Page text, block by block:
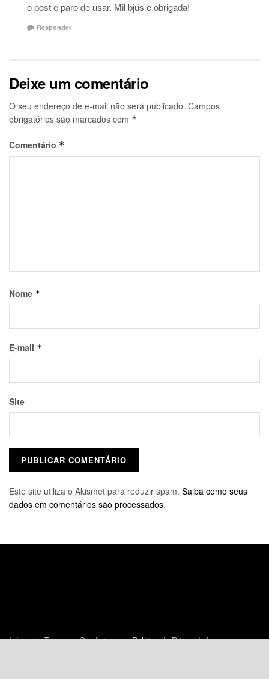
o post e paro de usar. Mil bjús e obrigada!
Responder
Deixe um comentário
O seu endereço de e-mail não será publicado. Campos
obrigatórios são marcados com *
Comentário *
Nome *
E-mail *
Site
Este site utiliza o Akismet para reduzir spam. Saiba como seus
dados em comentários são processados.
Início Termos e Condições
Política de Privacidade